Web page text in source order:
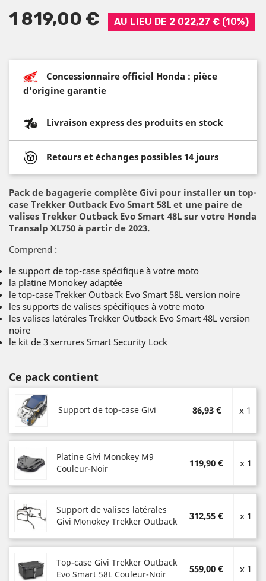
1 819,00 € AU LIEU DE 2 022,27 € (10%)
Concessionnaire officiel Honda : pièce
d'origine garantie
Livraison express des produits en stock
Retours et échanges possibles 14 jours
Pack de bagagerie complète Givi pour installer un top-
case Trekker Outback Evo Smart 58L et une paire de
valises Trekker Outback Evo Smart 48L sur votre Honda
Transalp XL750 à partir de 2023.
Comprend :
le support de top-case spécifique à votre moto
la platine Monokey adaptée
le top-case Trekker Outback Evo Smart 58L version noire
les supports de valises spécifiques à votre moto
les valises latérales Trekker Outback Evo Smart 48L version
noire
le kit de 3 serrures Smart Security Lock
Ce pack contient
Support de top-case Givi 86,93 € x 1
Platine Givi Monokey M9
Couleur-Noir
119,90 € x 1
Support de valises latérales
Givi Monokey Trekker Outback
312,55 € x 1
Top-case Givi Trekker Outback
Evo Smart 58L Couleur-Noir
559,00 € x 1